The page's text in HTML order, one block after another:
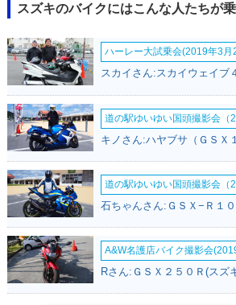
スズキのバイクにはこんな人たちが
ハーレー大試乗会(2019年3月
道の駅ゆいゆい国頭撮影会（
道の駅ゆいゆい国頭撮影会（
石ちゃんさん:ＧＳＸ−Ｒ１
A&W名護店バイク撮影会
Rさん:ＧＳＸ２５０Ｒ(スズ